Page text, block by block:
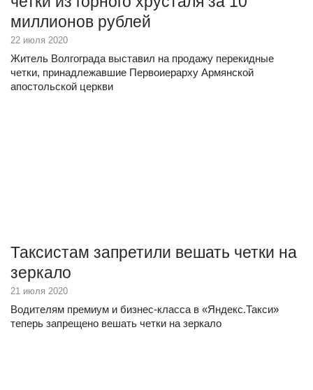
миллионов рублей
22 июля 2020
Житель Волгограда выставил на продажу перекидные
четки, принадлежавшие Первоиерарху Армянской
апостольской церкви
Таксистам запретили вешать четки на
зеркало
21 июля 2020
Водителям премиум и бизнес-класса в «Яндекс.Такси»
теперь запрещено вешать четки на зеркало